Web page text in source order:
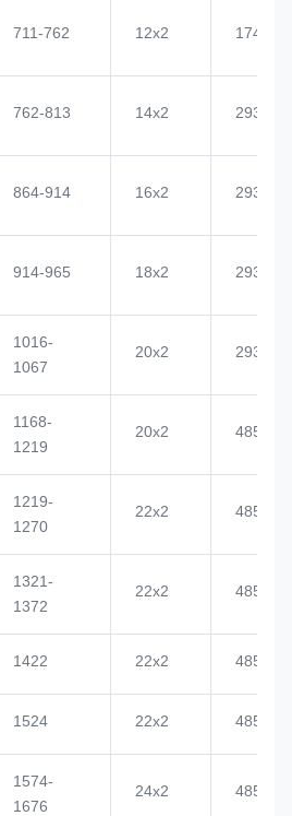
711-762 12x2 1748
762-813 14x2 2937
864-914 16x2 2937
914-965 18x2 2937
1016-
1067
20x2 2937
1168-
1219
20x2 4855
1219-
1270
22x2 4855
1321-
1372
22x2 4855
1422 22x2 4855
1524 22x2 4855
1574-
1676
24x2 4855